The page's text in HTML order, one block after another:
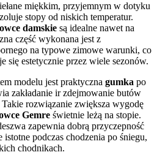
miękkim, przyjemnym w dotyku
stopy od niskich temperatur.
damskie są idealne nawet na
część wykonana jest z
na typowe zimowe warunki, co
się estetycznie przez wiele sezonów.
modelu jest praktyczna gumka po
zakładanie ir zdejmowanie butów
rozwiązanie zwiększa wygodę
Gemre świetnie leżą na stopie.
zapewnia dobrą przyczepność
podczas chodzenia po śniegu,
chodnikach.